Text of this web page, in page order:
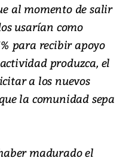
al momento de salir
usarían como
para recibir apoyo
produzca, el
a los nuevos
la comunidad sepa
madurado el